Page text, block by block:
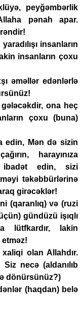
peyğəmbərlik
pənah apar.
insanların
insanların çoxu
əməllər edənlərlə
ona heç
çoxu (buna)
Mən də sizin
harayınıza
ibadət edin, sizi
təkəbbürlərinə
girəcəklər!
(qaranlıq) və (ruzi
gündüzü işıqlı
lütfkardır, lakin
olan Allahdır.
necə (aldanılıb
dönürsünüz?)
(haqdan) belə